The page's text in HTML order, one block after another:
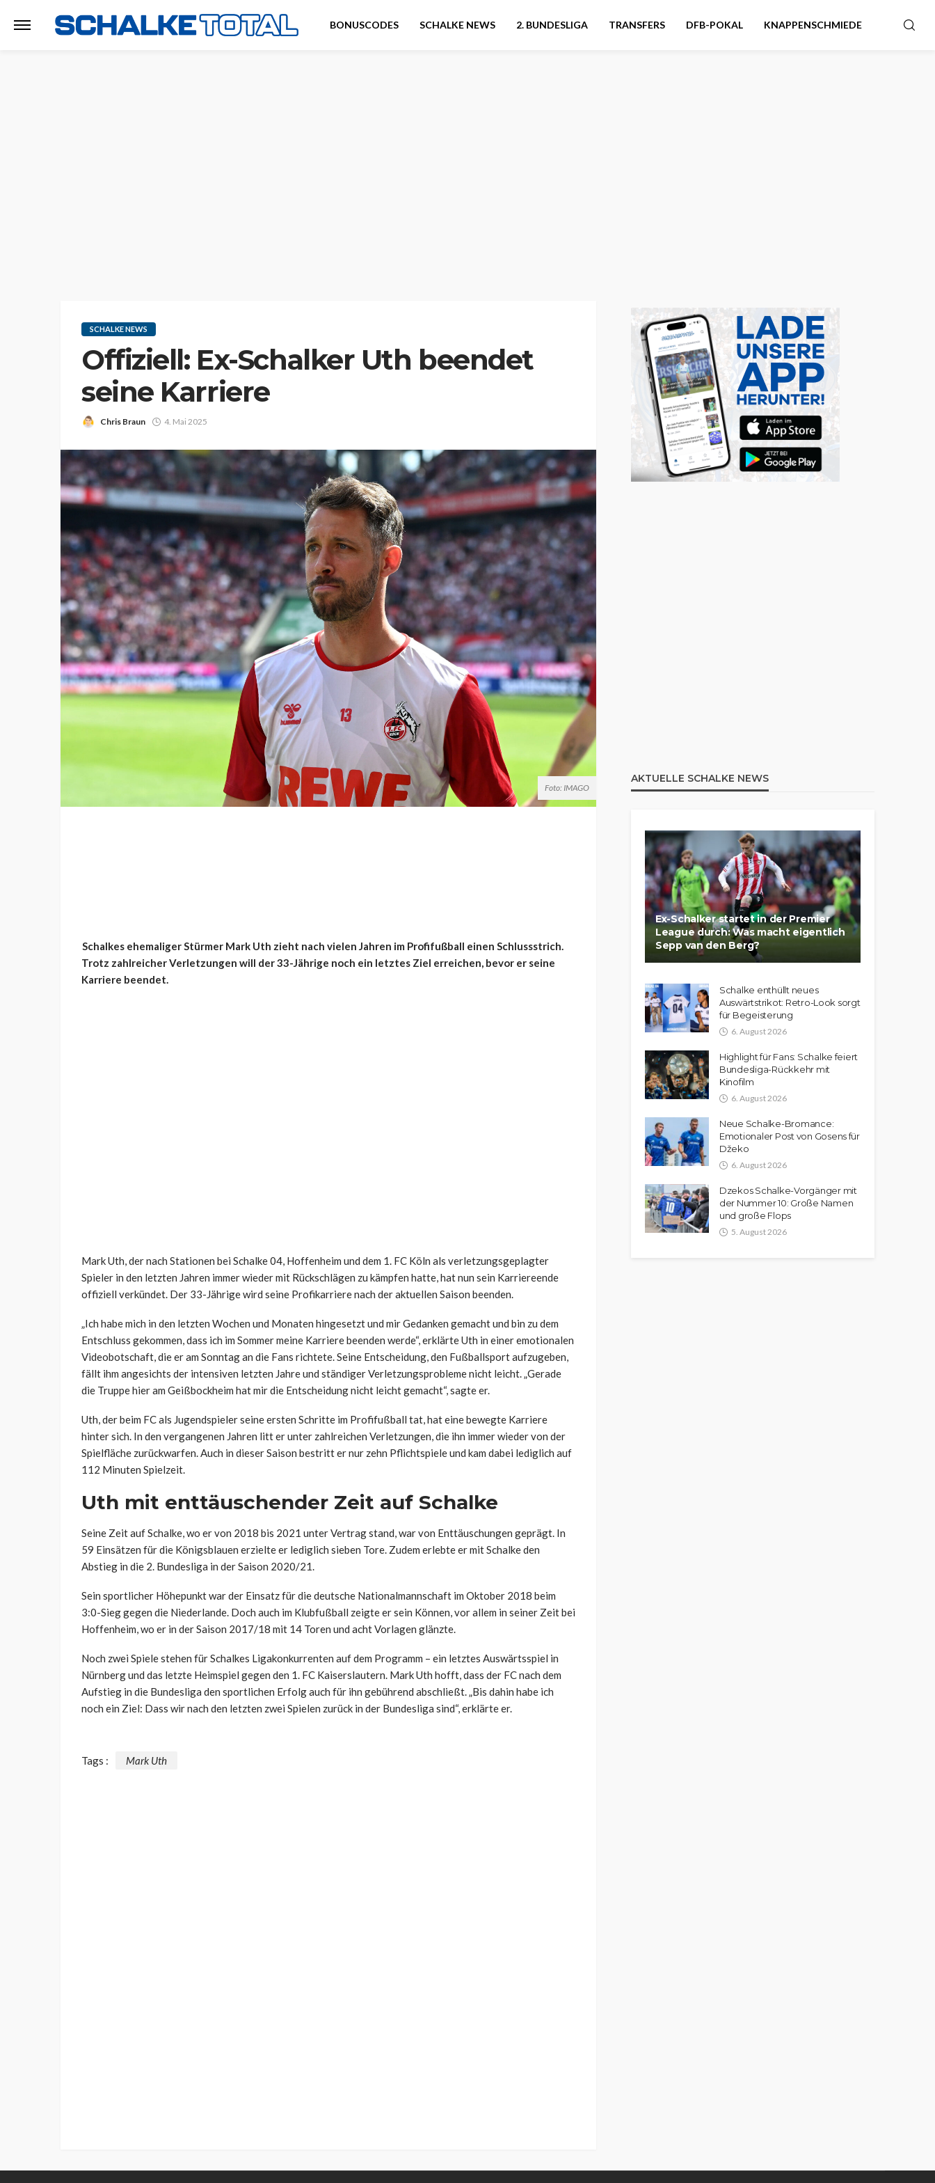
BONUSCODES SCHALKE NEWS 2. BUNDESLIGA TRANSFERS DFB-POKAL KNAPPENSCHMIEDE
SCHALKE NEWS
Offiziell: Ex-Schalker Uth beendet
seine Karriere
Chris Braun 4. Mai 2025
Foto: IMAGO
Schalkes ehemaliger Stürmer Mark Uth zieht nach vielen Jahren im Profifußball einen Schlussstrich.
Trotz zahlreicher Verletzungen will der 33-Jährige noch ein letztes Ziel erreichen, bevor er seine
Karriere beendet.
Mark Uth, der nach Stationen bei Schalke 04, Hoffenheim und dem 1. FC Köln als verletzungsgeplagter
Spieler in den letzten Jahren immer wieder mit Rückschlägen zu kämpfen hatte, hat nun sein Karriereende
offiziell verkündet. Der 33-Jährige wird seine Profikarriere nach der aktuellen Saison beenden.
„Ich habe mich in den letzten Wochen und Monaten hingesetzt und mir Gedanken gemacht und bin zu dem
Entschluss gekommen, dass ich im Sommer meine Karriere beenden werde“, erklärte Uth in einer emotionalen
Videobotschaft, die er am Sonntag an die Fans richtete. Seine Entscheidung, den Fußballsport aufzugeben,
fällt ihm angesichts der intensiven letzten Jahre und ständiger Verletzungsprobleme nicht leicht. „Gerade
die Truppe hier am Geißbockheim hat mir die Entscheidung nicht leicht gemacht“, sagte er.
Uth, der beim FC als Jugendspieler seine ersten Schritte im Profifußball tat, hat eine bewegte Karriere
hinter sich. In den vergangenen Jahren litt er unter zahlreichen Verletzungen, die ihn immer wieder von der
Spielfläche zurückwarfen. Auch in dieser Saison bestritt er nur zehn Pflichtspiele und kam dabei lediglich auf
112 Minuten Spielzeit.
Uth mit enttäuschender Zeit auf Schalke
Seine Zeit auf Schalke, wo er von 2018 bis 2021 unter Vertrag stand, war von Enttäuschungen geprägt. In
59 Einsätzen für die Königsblauen erzielte er lediglich sieben Tore. Zudem erlebte er mit Schalke den
Abstieg in die 2. Bundesliga in der Saison 2020/21.
Sein sportlicher Höhepunkt war der Einsatz für die deutsche Nationalmannschaft im Oktober 2018 beim
3:0-Sieg gegen die Niederlande. Doch auch im Klubfußball zeigte er sein Können, vor allem in seiner Zeit bei
Hoffenheim, wo er in der Saison 2017/18 mit 14 Toren und acht Vorlagen glänzte.
Noch zwei Spiele stehen für Schalkes Ligakonkurrenten auf dem Programm – ein letztes Auswärtsspiel in
Nürnberg und das letzte Heimspiel gegen den 1. FC Kaiserslautern. Mark Uth hofft, dass der FC nach dem
Aufstieg in die Bundesliga den sportlichen Erfolg auch für ihn gebührend abschließt. „Bis dahin habe ich
noch ein Ziel: Dass wir nach den letzten zwei Spielen zurück in der Bundesliga sind“, erklärte er.
Tags : Mark Uth
AKTUELLE SCHALKE NEWS
Ex-Schalker startet in der Premier
League durch: Was macht eigentlich
Sepp van den Berg?
Schalke enthüllt neues
Auswärtstrikot: Retro-Look sorgt
für Begeisterung
6. August 2026
Highlight für Fans: Schalke feiert
Bundesliga-Rückkehr mit
Kinofilm
6. August 2026
Neue Schalke-Bromance:
Emotionaler Post von Gosens für
Džeko
6. August 2026
Dzekos Schalke-Vorgänger mit
der Nummer 10: Große Namen
und große Flops
5. August 2026